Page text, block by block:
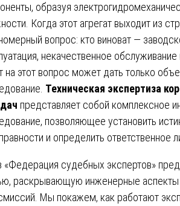
образуя
Когда этот агрегат выходит из
вопрос: кто виноват —
некачественное
на этот вопрос может дать только
Техническая экспертиза
представляет собой комплексное
позволяющее установить
и определить ответственное
судебных экспертов»
раскрывающую инженерные аспекты
Мы покажем, как работают